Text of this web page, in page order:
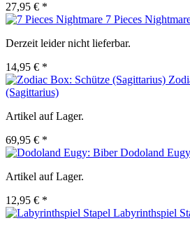
27,95 € *
7 Pieces
Derzeit leider nicht lieferbar.
14,95 € *
(Sagittarius)
Artikel auf Lager.
69,95 € *
Dodoland
Artikel auf Lager.
12,95 € *
Labyrinthspiel